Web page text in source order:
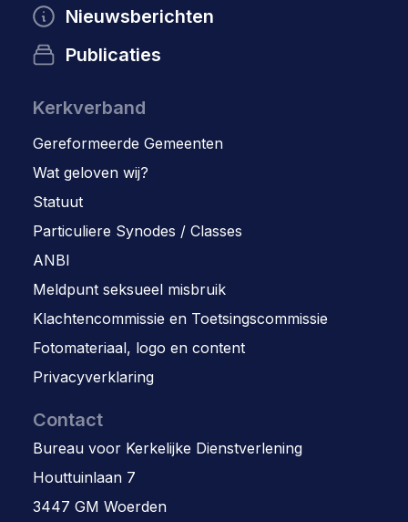
Nieuwsberichten
Publicaties
Kerkverband
Gereformeerde Gemeenten
Wat geloven wij?
Statuut
Particuliere Synodes / Classes
ANBI
Meldpunt seksueel misbruik
Klachtencommissie en Toetsingscommissie
Fotomateriaal, logo en content
Privacyverklaring
Contact
Bureau voor Kerkelijke Dienstverlening
Houttuinlaan 7
3447 GM Woerden